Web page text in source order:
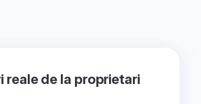
de la proprietari